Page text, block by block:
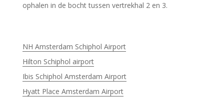
ophalen in de bocht tussen vertrekhal 2 en 3.
NH Amsterdam Schiphol Airport
Hilton Schiphol airport
Ibis Schiphol Amsterdam Airport
Hyatt Place Amsterdam Airport